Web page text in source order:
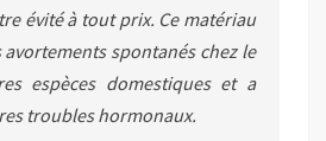
évité à tout prix. Ce matériau
spontanés chez le
espèces domestiques et a
troubles hormonaux.